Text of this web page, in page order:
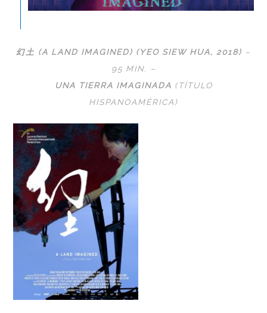
幻土 (A LAND IMAGINED) (YEO SIEW HUA, 2018) –
95 MIN. –
UNA TIERRA IMAGINADA (TÍTULO
HISPANOAMÉRICA)